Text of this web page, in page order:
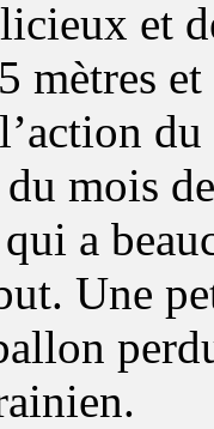
et
mètres
mois
a
Une